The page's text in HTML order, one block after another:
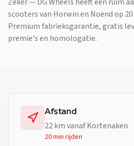
scooters van Horwin en Noend op
Premium fabrieksgarantie, gratis
premie's en homologatie.
Afstand
22km vanafKortenaken
20 min rijden